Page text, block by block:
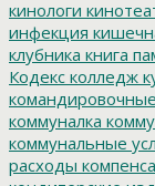
кинологи
инфекция
клубника книга
Кодекс колледж
командировочные
коммуналка
коммунальные
расходы